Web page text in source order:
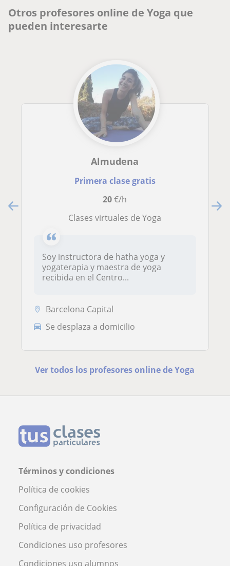
Otros profesores online de Yoga que
pueden interesarte
Almudena
Primera clase gratis
20€/h
Clases virtuales de Yoga
Soy instructora de hatha yoga y
yogaterapia y maestra de yoga
recibida en el Centro...
Barcelona Capital
Se desplaza a domicilio
Ver todos los profesores online de Yoga
Términos y condiciones
Política de cookies
Configuración de Cookies
Política de privacidad
Condiciones uso profesores
Condiciones uso alumnos